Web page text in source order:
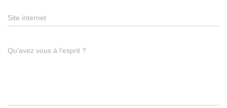
Site internet
Qu’avez vous à l’esprit ?